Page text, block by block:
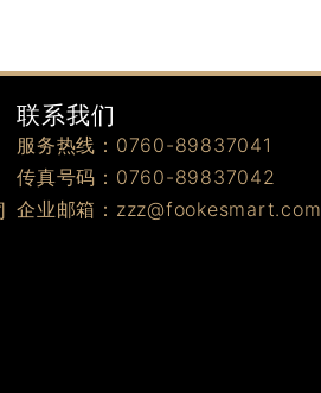
联系我们
服务热线：0760-89837041
传真号码：0760-89837042
企业邮箱：zzz@fookesmart.com